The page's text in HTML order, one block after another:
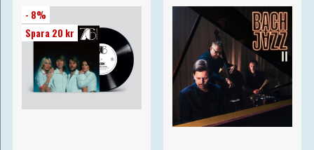
- 8%
Spara 20 kr